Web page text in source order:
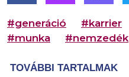
#generáció #karrier
#munka
#nemzedék